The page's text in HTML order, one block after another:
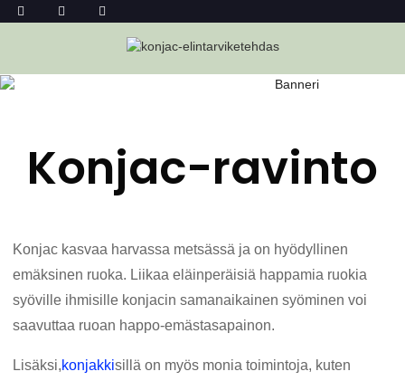
RESEPTIT
Konjac-ravinto
Konjac kasvaa harvassa metsässä ja on hyödyllinen
emäksinen ruoka. Liikaa eläinperäisiä happamia ruokia
syöville ihmisille konjacin samanaikainen syöminen voi
saavuttaa ruoan happo-emästasapainon.
Lisäksi,konjakkisillä on myös monia toimintoja, kuten